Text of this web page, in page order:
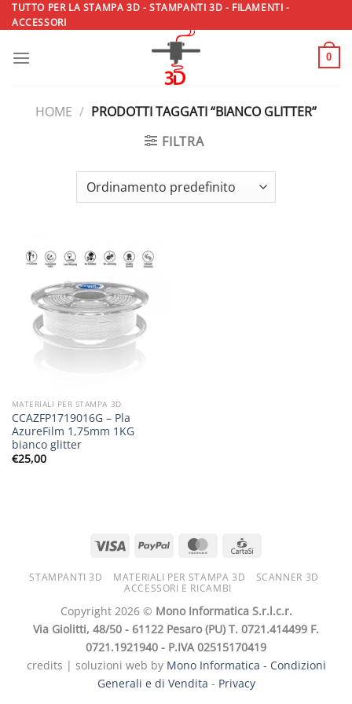
Salta
ai
TUTTO PER LA STAMPA 3D - STAMPANTI 3D - FILAMENTI -
ACCESSORI
0
HOME / PRODOTTI TAGGATI “BIANCO GLITTER”
FILTRA
MATERIALI PER STAMPA 3D
CCAZFP1719016G – Pla
AzureFilm 1,75mm 1KG
bianco glitter
€25,00
STAMPANTI 3D MATERIALI PER STAMPA 3D
SCANNER 3D
ACCESSORI E RICAMBI
Copyright 2026 © Mono Informatica S.r.l.c.r.
Via Giolitti, 48/50 - 61122 Pesaro (PU) T. 0721.414499 F.
0721.1921940 - P.IVA 02515170419
credits | soluzioni web by Mono Informatica - Condizioni
Generali e di Vendita - Privacy